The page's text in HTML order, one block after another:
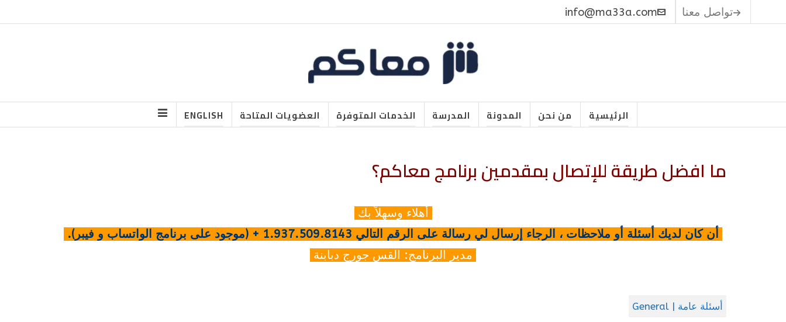
تواصل معنا info@ma33a.com
الرئيسية من نحن المدونة المدرسة الخدمات المتوفرة العضويات المتاحة ENGLISH
ما افضل طريقة للإتصال بمقدمين برنامج معاكم؟
أهلاء وسهلاً بك
أن كان لديك أسئلة أو ملاحظات ، الرجاء إرسال لي رسالة على الرقم التالي 1.937.509.8143 + (موجود على برنامج الواتساب و فيبر).
مدير البرنامج: القس جورج دبابنة
أسئلة عامة | General